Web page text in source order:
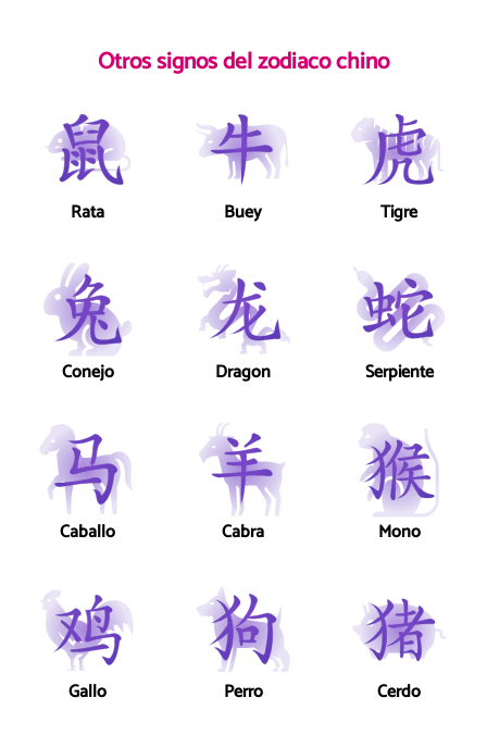
Otros signos del zodiaco chino
Rata Buey Tigre
Conejo Dragon Serpiente
Caballo Cabra Mono
Gallo Perro Cerdo